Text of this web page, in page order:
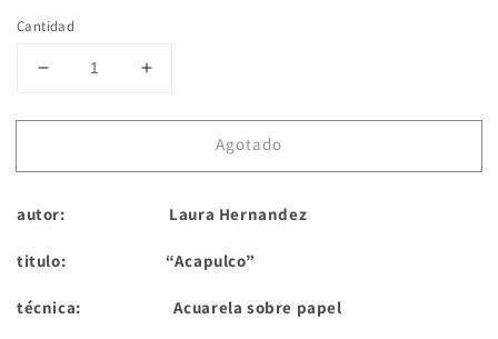
Cantidad
Reducir
para
Aumentar
para
AcapulcoAgotado
autor: Laura Hernandez
titulo: “Acapulco”
técnica: Acuarela sobre papel